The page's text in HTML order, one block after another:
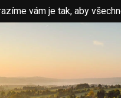
vám je tak, aby